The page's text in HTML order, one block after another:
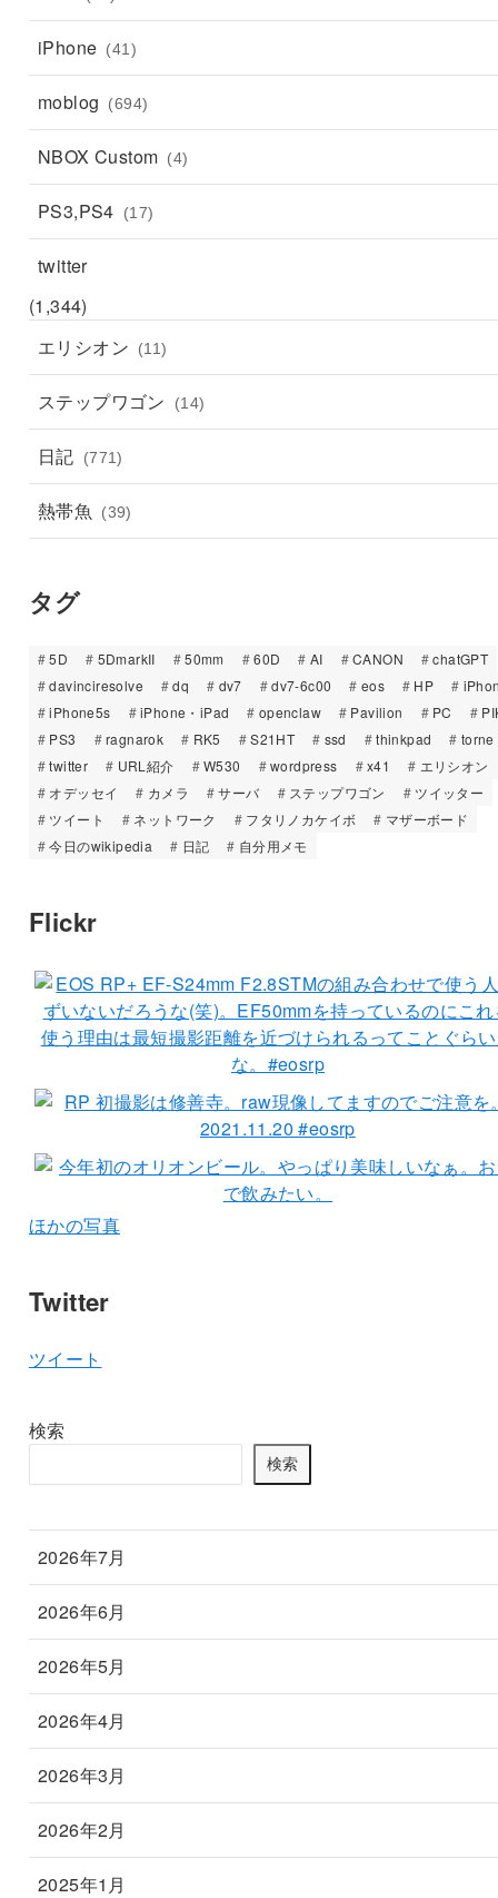
iPhone (41)
moblog (694)
NBOX Custom (4)
PS3,PS4 (17)
twitter
(1,344)
エリシオン
(11)
ステップワゴン (14)
日記 (771)
熱帯魚 (39)
タグ
5D 5DmarkII 50mm 60D AI CANON
chatGPT
davinciresolve
dq dv7 dv7-6c00 eos HP
iPhone5s
iPhone・iPad openclaw Pavilion PC
PS3
ragnarok RK5 S21HT ssd thinkpad
torne
twitter
URL紹介 W530 wordpress x41
エリシオン
オデッセイ
カメラ サーバ ステップワゴン
ツイッター
ツイート
ネットワーク フタリノカケイボ
マザーボード
今日のwikipedia
日記 自分用メモ
Flickr
ほかの写真
Twitter
ツイート
検索
検索
2026年7月
2026年6月
2026年5月
2026年4月
2026年3月
2026年2月
2025年1月